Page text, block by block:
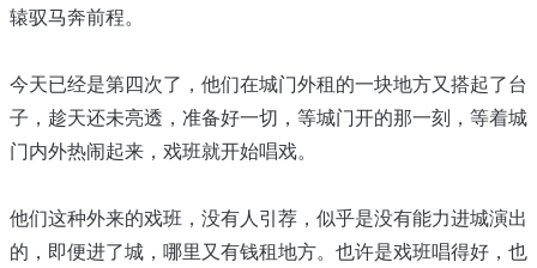
辕驭马奔前程。
今天已经是第四次了，他们在城门外租的一块地方又搭起了台
子，趁天还未亮透，准备好一切，等城门开的那一刻，等着城
门内外热闹起来，戏班就开始唱戏。
他们这种外来的戏班，没有人引荐，似乎是没有能力进城演出
的，即便进了城，哪里又有钱租地方。也许是戏班唱得好，也